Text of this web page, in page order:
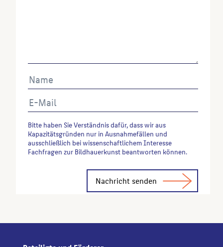
Bitte haben Sie Verständnis dafür, dass wir aus
Kapazitätsgründen nur in Ausnahmefällen und
ausschließlich bei wissenschaftlichem Interesse
Fachfragen zur Bildhauerkunst beantworten können.